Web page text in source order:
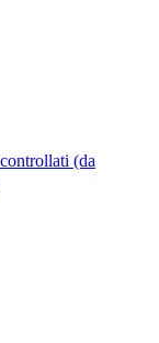
(da